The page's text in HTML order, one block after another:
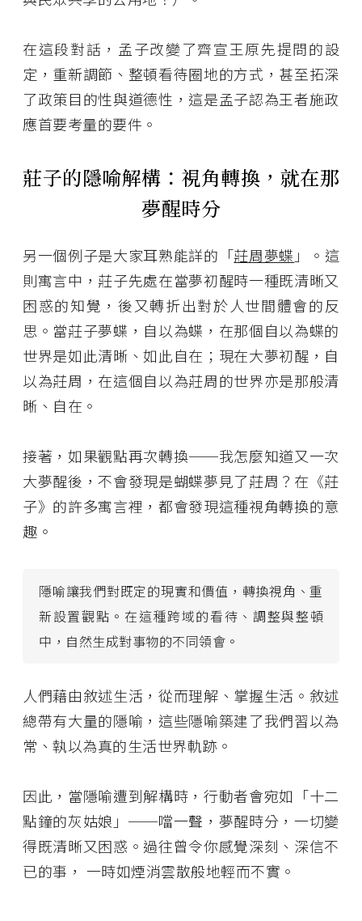
在這段對話，孟子改變了齊宣王原先提問的設
定，重新調節、整頓看待圈地的方式，甚至拓深
了政策目的性與道德性，這是孟子認為王者施政
應首要考量的要件。
莊子的隱喻解構：視角轉換，就在那
夢醒時分
另一個例子是大家耳熟能詳的「莊周夢蝶 」。這
則寓言中，莊子先處在當夢初醒時一種既清晰又
困惑的知覺，後又轉折出對於人世間體會的反
思。當莊子夢蝶，自以為蝶，在那個自以為蝶的
世界是如此清晰、如此自在；現在大夢初醒，自
以為莊周，在這個自以為莊周的世界亦是那般清
晰、自在。
接著，如果觀點再次轉換──我怎麼知道又一次
大夢醒後，不會發現是蝴蝶夢見了莊周？在《莊
子》的許多寓言裡，都會發現這種視角轉換的意
趣。
隱喻讓我們對既定的現實和價值，轉換視角、重
新設置觀點。在這種跨域的看待、調整與整頓
中，自然生成對事物的不同領會。
人們藉由敘述生活，從而理解、掌握生活。敘述
總帶有大量的隱喻，這些隱喻築建了我們習以為
常、執以為真的生活世界軌跡。
因此，當隱喻遭到解構時，行動者會宛如「十二
點鐘的灰姑娘」──噹一聲，夢醒時分，一切變
得既清晰又困惑。過往曾令你感覺深刻、深信不
已的事， 一時如煙消雲散般地輕而不實。